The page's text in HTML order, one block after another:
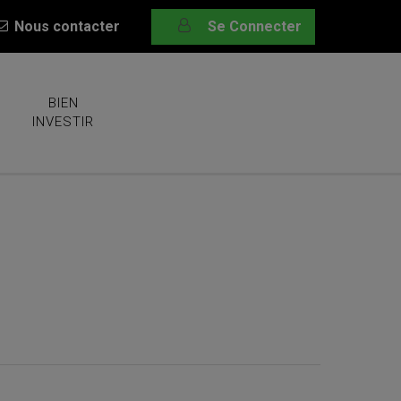
Nous contacter Se Connecter
BIEN
INVESTIR